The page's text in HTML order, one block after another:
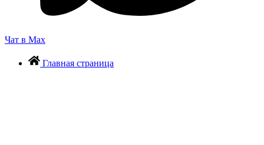
Чат в Max
Главная страница